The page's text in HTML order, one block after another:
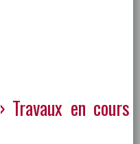
› Travaux en cours